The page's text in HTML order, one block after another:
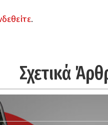
.
Σχετικά